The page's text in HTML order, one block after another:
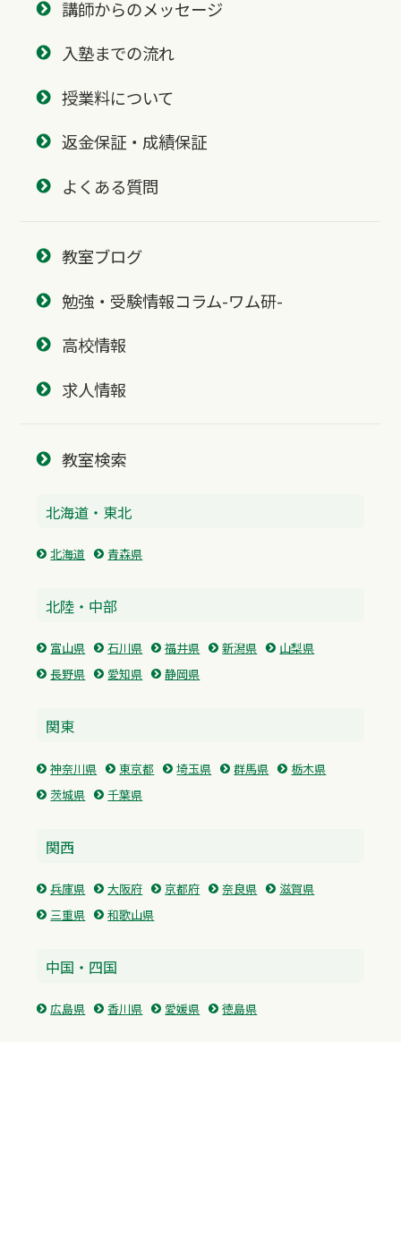
講師からのメッセージ
入塾までの流れ
授業料について
返金保証・成績保証
よくある質問
教室ブログ
勉強・受験情報コラム-ワム研-
高校情報
求人情報
教室検索
北海道・東北
北海道 青森県
北陸・中部
富山県 石川県 福井県 新潟県
山梨県
長野県
愛知県 静岡県
関東
神奈川県 東京都 埼玉県 群馬県
栃木県
茨城県
千葉県
関西
兵庫県 大阪府 京都府 奈良県
滋賀県
三重県
和歌山県
中国・四国
広島県 香川県 愛媛県 徳島県